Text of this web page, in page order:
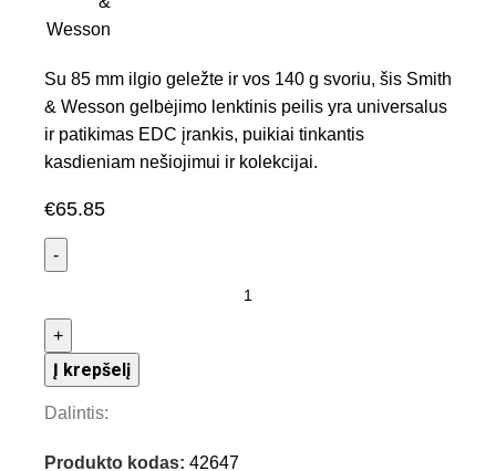
Su 85 mm ilgio geležte ir vos 140 g svoriu, šis Smith
& Wesson gelbėjimo lenktinis peilis yra universalus
ir patikimas EDC įrankis, puikiai tinkantis
kasdieniam nešiojimui ir kolekcijai.
€65.85
Į krepšelį
Dalintis:
Produkto kodas: 42647